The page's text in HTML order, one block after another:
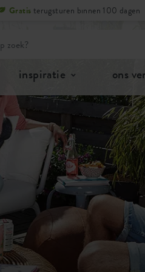
Gratis terugsturen binnen 100 dagen
inspiratie ons